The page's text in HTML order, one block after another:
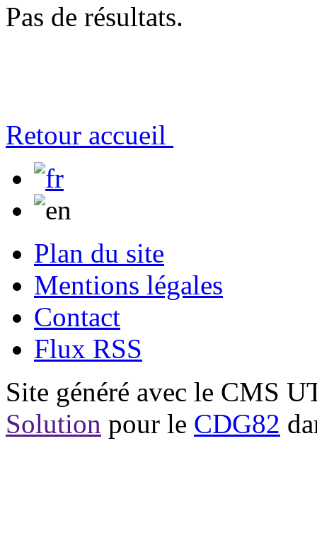
Pas de résultats.
Retour accueil
Plan du site
Mentions légales
Contact
Flux RSS
Site généré avec le CMS
Solution pour le CDG82